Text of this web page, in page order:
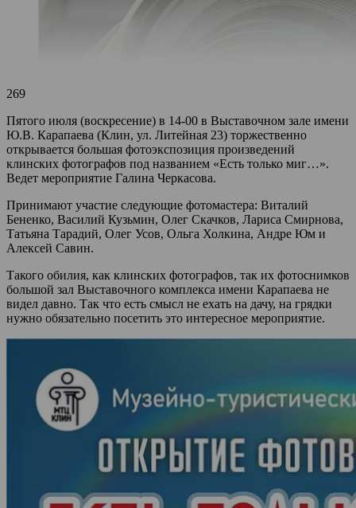
269
Пятого июля (воскресение) в 14-00 в Выставочном зале имени
Ю.В. Карапаева (Клин, ул. Литейная 23) торжественно
открывается большая фотоэкспозиция произведений
клинских фотографов под названием «Есть только миг…».
Ведет мероприятие Галина Черкасова.
Принимают участие следующие фотомастера: Виталий
Бененко, Василий Кузьмин, Олег Скачков, Лариса Смирнова,
Татьяна Тарадий, Олег Усов, Ольга Холкина, Андре Юм и
Алексей Савин.
Такого обилия, как клинских фотографов, так их фотоснимков
большой зал Выставочного комплекса имени Карапаева не
видел давно. Так что есть смысл не ехать на дачу, на грядки
нужно обязательно посетить это интересное мероприятие.